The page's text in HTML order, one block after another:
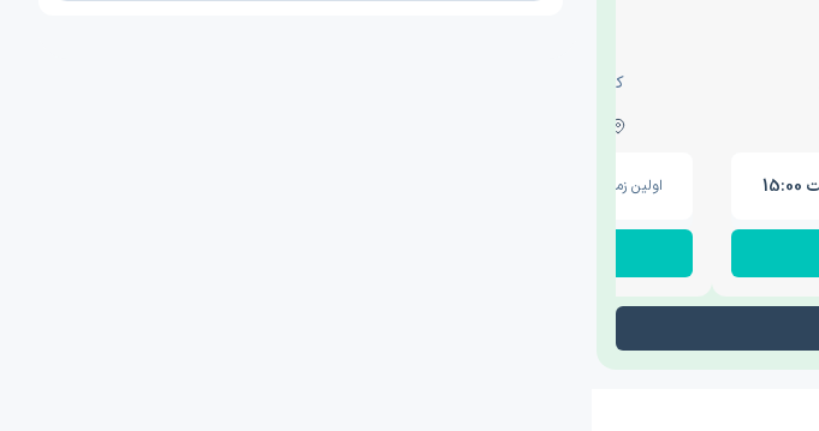
کارشناسی ارشد روانشناسی بالینی
اولین زمان نوبت مطب: